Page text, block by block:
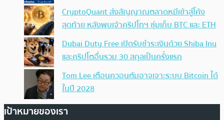
CryptoQuant ส่งสัญญาณตลาดหมีเข้าสู่โค้ง
สุดท้าย หลังพบเจ้าคริปโทฯ ซุ่มเก็บ BTC และ ETH
Dubai Duty Free เปิดรับชำระเงินด้วย Shiba Inu
และคริปโตอื่นรวม 30 สกุลเป็นครั้งแรก
Tom Lee เตือนควอนตัมอาจเจาะระบบ Bitcoin ได้
ในปี 2028
เป้าหมายของเรา